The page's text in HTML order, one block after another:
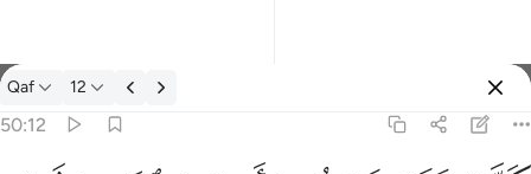
Tefsir: Qaf 50:12
Qaf 12
50:12
كذبت قبلهم قوم نوح واصحاب الرس وثمود ١٢